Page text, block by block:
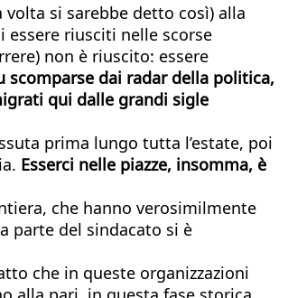
si sarebbe detto così) alla
essere riusciti nelle scorse
non è riuscito: essere
dai radar della politica,
qui dalle grandi sigle
prima lungo tutta l’estate, poi
Esserci nelle piazze, insomma, è
che hanno verosimilmente
parte del sindacato si è
che in queste organizzazioni